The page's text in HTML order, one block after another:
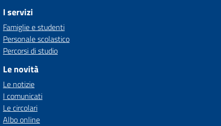
I servizi
Famiglie e studenti
Personale scolastico
Percorsi di studio
Le novità
Le notizie
I comunicati
Le circolari
Albo online